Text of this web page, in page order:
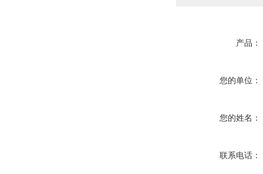
产品：
您的单位：
您的姓名：
联系电话：